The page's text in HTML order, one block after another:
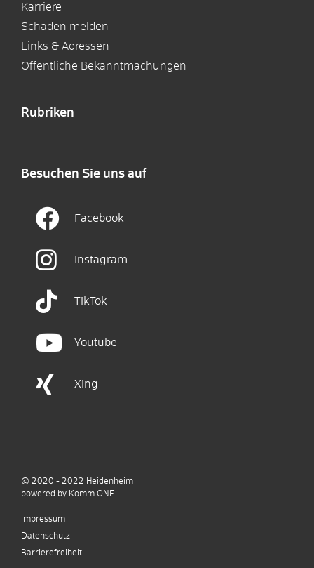
Karriere
Schaden melden
Links & Adressen
Öffentliche Bekanntmachungen
Rubriken
Besuchen Sie uns auf
Facebook
Instagram
TikTok
Youtube
Xing
© 2020 - 2022 Heidenheim
powered by Komm.ONE
Impressum
Datenschutz
Barrierefreiheit